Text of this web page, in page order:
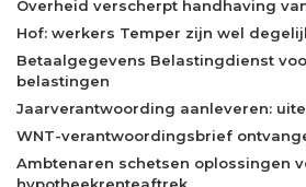
Overheid verscherpt handhaving
Hof: werkers Temper zijn wel
Betaalgegevens Belastingdienst
belastingen
Jaarverantwoording aanleveren:
WNT-verantwoordingsbrief
Ambtenaren schetsen oplossingen
hypotheekrenteaftrek